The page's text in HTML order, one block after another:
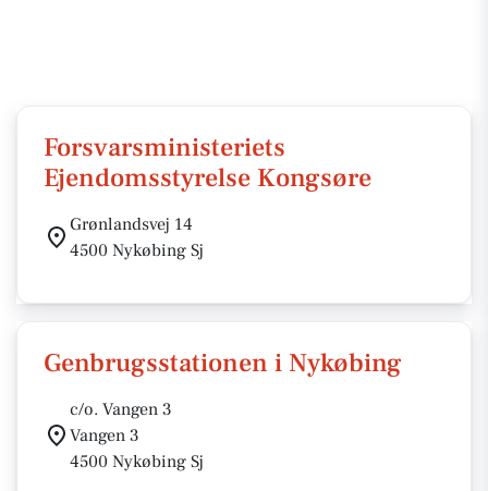
Forsvarsministeriets
Ejendomsstyrelse Kongsøre
Grønlandsvej 14
4500 Nykøbing Sj
Genbrugsstationen i Nykøbing
c/o. Vangen 3
Vangen 3
4500 Nykøbing Sj